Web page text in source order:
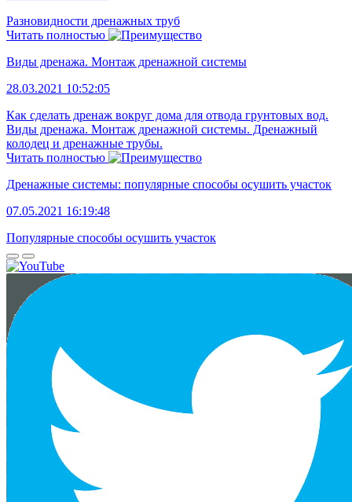
Разновидности дренажных труб
Читать полностью
Виды дренажа. Монтаж дренажной системы
28.03.2021 10:52:05
Как сделать дренаж вокруг дома для отвода грунтовых вод.
Виды дренажа. Монтаж дренажной системы. Дренажный
колодец и дренажные трубы.
Читать полностью
Дренажные системы: популярные способы осушить участок
07.05.2021 16:19:48
Популярные способы осушить участок